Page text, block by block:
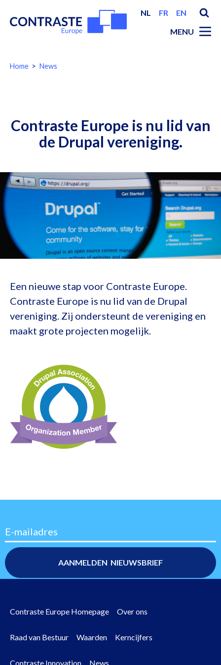
NL FR
EN
MENU
You
Home News
Contraste Europe is nu lid van
de Drupal vereniging.
Een nieuwe stap voor Contraste Europe.
Contraste Europe is nu lid van de Drupal
vereniging. Zij ondersteunt de vereniging en
maakt grote projecten mogelijk.
E-mailadres
Footer
Contraste Europe Homepage Over ons
Raad van Bestuur Waarden Kerncijfers
Contraste Innovation News